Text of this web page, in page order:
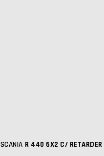
SCANIA R 440 6X2 C/ RETARDER